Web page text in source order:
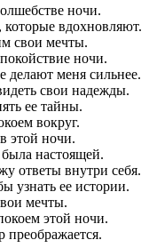
ночи.
вдохновляют.
свои мечты.
ночи.
меня сильнее.
свои надежды.
ее тайны.
вокруг.
этой ночи.
настоящей.
ответы внутри себя.
узнать ее истории.
мечты.
этой ночи.